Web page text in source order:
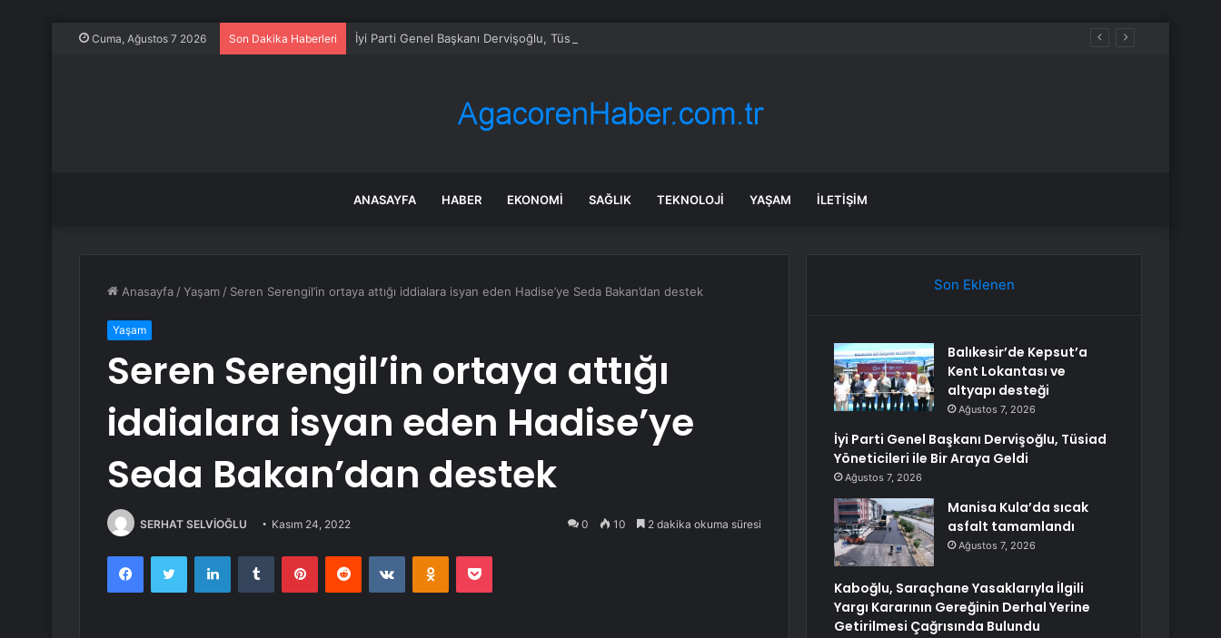
Cuma, Ağustos 7 2026 Son Dakika Haberleri İyi Parti Genel Başkanı Dervişoğlu, Tüsiad Yöneticileri ile Bir Araya Geldi
ANASAYFA HABER EKONOMI SAĞLIK TEKNOLOJI YAŞAM İLETIŞIM
Anasayfa /Yaşam / Seren Serengil’in ortaya attığı iddialara isyan eden Hadise’ye Seda Bakan’dan destek
Yaşam
Seren Serengil’in ortaya attığı
iddialara isyan eden Hadise’ye
Seda Bakan’dan destek
SERHAT SELVİOĞLU Kasım 24, 2022 0 10 2 dakika okuma süresi
FacebookTwitter LinkedInTumblr PinterestReddit VKontakteOdnoklassniki
Pocket
Son Eklenen
Balıkesir’de Kepsut’a
Kent Lokantası ve
altyapı desteği
Ağustos 7, 2026
İyi Parti Genel Başkanı Dervişoğlu, Tüsiad
Yöneticileri ile Bir Araya Geldi
Ağustos 7, 2026
Manisa Kula’da sıcak
asfalt tamamlandı
Ağustos 7, 2026
Kaboğlu, Saraçhane Yasaklarıyla İlgili
Yargı Kararının Gereğinin Derhal Yerine
Getirilmesi Çağrısında Bulundu